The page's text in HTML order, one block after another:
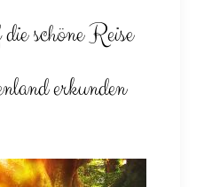
schöne Reise
erkunden